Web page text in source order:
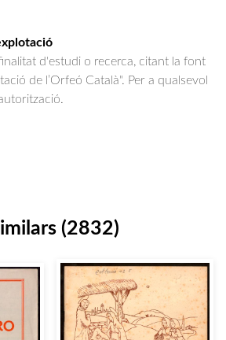
d'estudi o recerca, citant la font
de l’Orfeó Català". Per a qualsevol
(2832)